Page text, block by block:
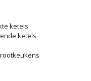
ketels
ketels